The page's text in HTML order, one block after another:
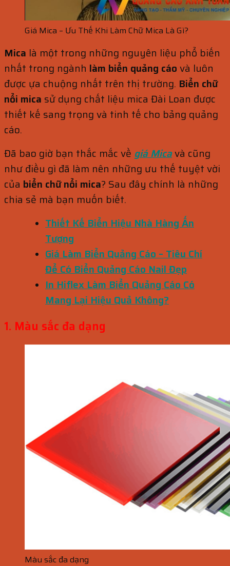
Giá Mica – Ưu Thế Khi Làm Chữ Mica Là Gì?
Mica là một trong những nguyên liệu phổ biến
nhất trong ngành làm biển quảng cáo và luôn
được ựa chuộng nhất trên thị trường. Biển chữ
nổi mica sử dụng chất liệu mica Đài Loan được
thiết kế sang trọng và tinh tế cho bảng quảng
cáo.
Đã bao giờ bạn thắc mắc về giá Micavà cũng
như điều gì đã làm nên những ưu thế tuyệt vời
của biển chữ nổi mica? Sau đây chính là những
chia sẻ mà bạn muốn biết.
Thiết Kế Biển Hiệu Nhà Hàng Ấn
Tượng
Giá Làm Biển Quảng Cáo – Tiêu Chí
Để Có Biển Quảng Cáo Nail Đẹp
In Hiflex Làm Biển Quảng Cáo Có
Mang Lại Hiệu Quả Không?
1. Màu sắc đa dạng
Màu sắc đa dạng